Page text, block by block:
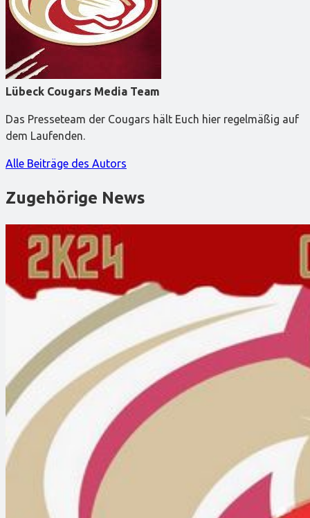
Lübeck Cougars Media Team
Das Presseteam der Cougars hält Euch hier regelmäßig auf
dem Laufenden.
Alle Beiträge des Autors
Zugehörige News